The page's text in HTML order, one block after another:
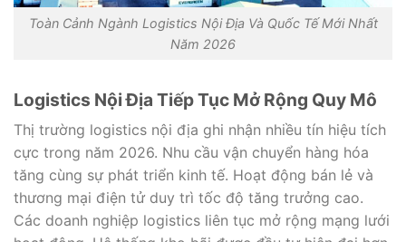
Toàn Cảnh Ngành Logistics Nội Địa Và Quốc Tế Mới Nhất
Năm 2026
Logistics Nội Địa Tiếp Tục Mở Rộng Quy Mô
Thị trường logistics nội địa ghi nhận nhiều tín hiệu tích
cực trong năm 2026. Nhu cầu vận chuyển hàng hóa
tăng cùng sự phát triển kinh tế. Hoạt động bán lẻ và
thương mại điện tử duy trì tốc độ tăng trưởng cao.
Các doanh nghiệp logistics liên tục mở rộng mạng lưới